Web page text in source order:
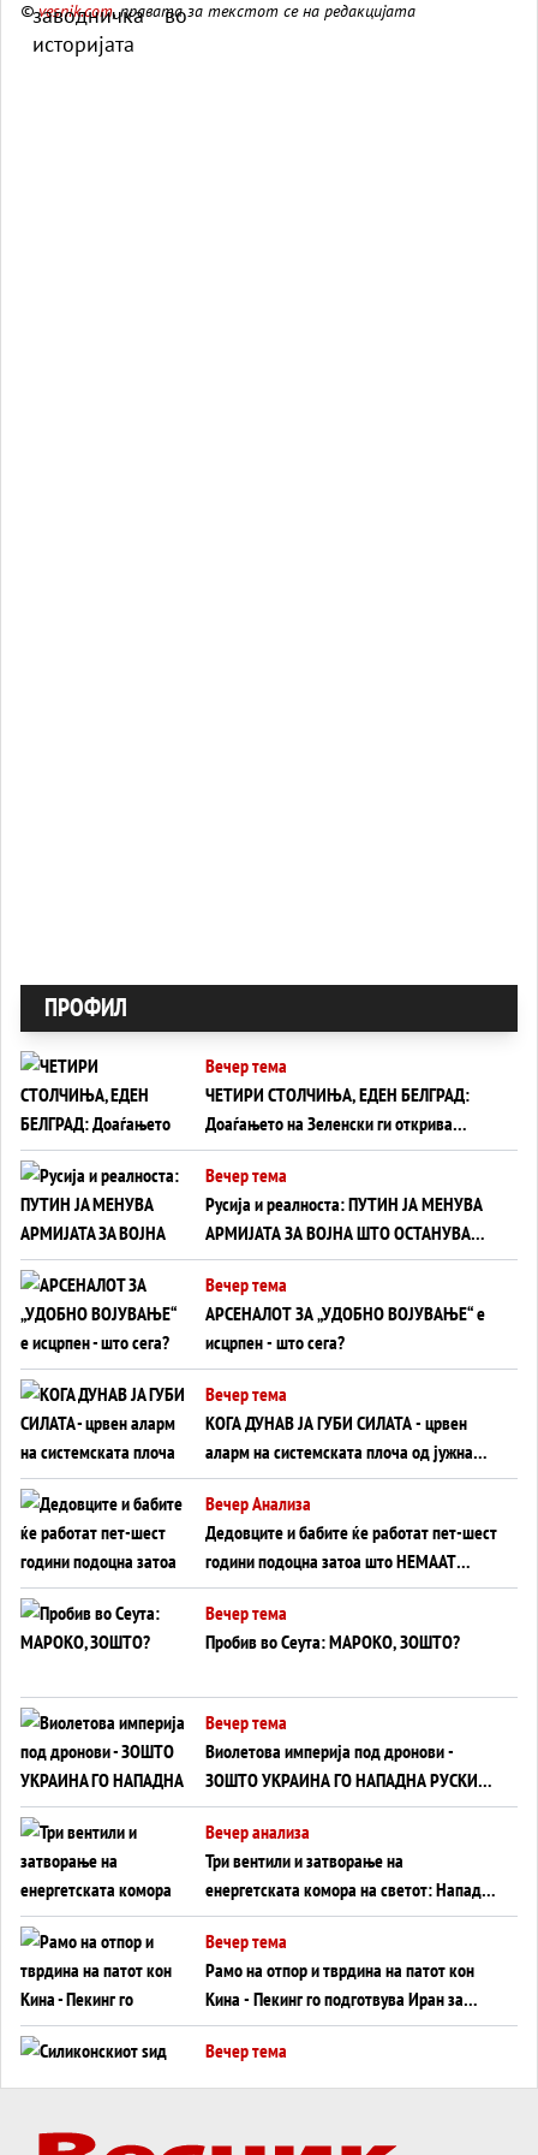
©vesnik.com, правата за текстот се на редакцијата
ПРОФИЛ
Вечер тема
ЧЕТИРИ СТОЛЧИЊА, ЕДЕН БЕЛГРАД:
Доаѓањето на Зеленски ги открива
тајните на политиката на балансирање
на Вучиќ
Вечер тема
Русија и реалноста: ПУТИН ЈА МЕНУВА
АРМИЈАТА ЗА ВОЈНА ШТО ОСТАНУВА
БЕЗ ФРОНТ
Вечер тема
АРСЕНАЛОТ ЗА „УДОБНО ВОЈУВАЊЕ“ е
исцрпен - што сега?
Вечер тема
КОГА ДУНАВ ЈА ГУБИ СИЛАТА - црвен
аларм на системската плоча од јужна
Германија до Црното Море...
Вечер Анализа
Дедовците и бабите ќе работат пет-шест
години подоцна затоа што НЕМААТ
ВНУЦИ ДА ГИ ЗАМЕНАТ
Вечер тема
Пробив во Сеута: МАРОКО, ЗОШТО?
Вечер тема
Виолетова империја под дронови -
ЗОШТО УКРАИНА ГО НАПАДНА РУСКИОТ
WILDBERRIES
Вечер анализа
Три вентили и затворање на
енергетската комора на светот: Нападот
во Суец најавува глобален енергетски
инфаркт?
Вечер тема
Рамо на отпор и тврдина на патот кон
Кина - Пекинг го подготвува Иран за
американска копнена инвазија
Вечер тема